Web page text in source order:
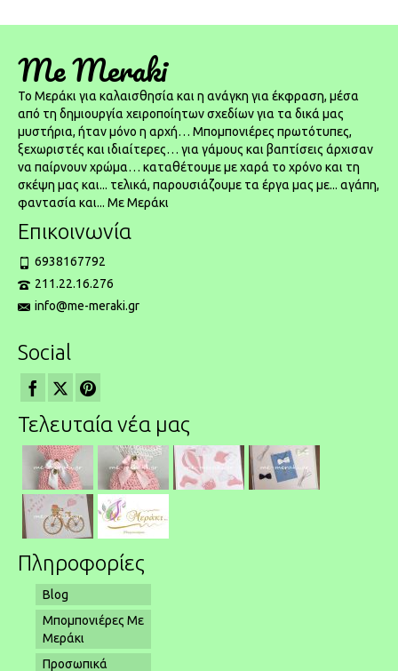
Me Meraki
To Μεράκι για καλαισθησία και η ανάγκη για έκφραση, μέσα
από τη δημιουργία χειροποίητων σχεδίων για τα δικά μας
μυστήρια, ήταν μόνο η αρχή… Μπομπονιέρες πρωτότυπες,
ξεχωριστές και ιδιαίτερες… για γάμους και βαπτίσεις άρχισαν
να παίρνουν χρώμα… καταθέτουμε με χαρά το χρόνο και τη
σκέψη μας και... τελικά, παρουσιάζουμε τα έργα μας με... αγάπη,
φαντασία και... Με Μεράκι
Επικοινωνία
6938167792
211.22.16.276
info@me-meraki.gr
Social
Τελευταία νέα μας
Πληροφορίες
Blog
Μπομπονιέρες Με
Μεράκι
Προσωπικά